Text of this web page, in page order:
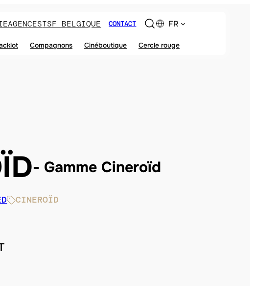
AGENCESTSF BELGIQUE CONTACT FR
Compagnons Cinéboutique Cercle rouge
Gamme Cineroïd
CINEROÏD